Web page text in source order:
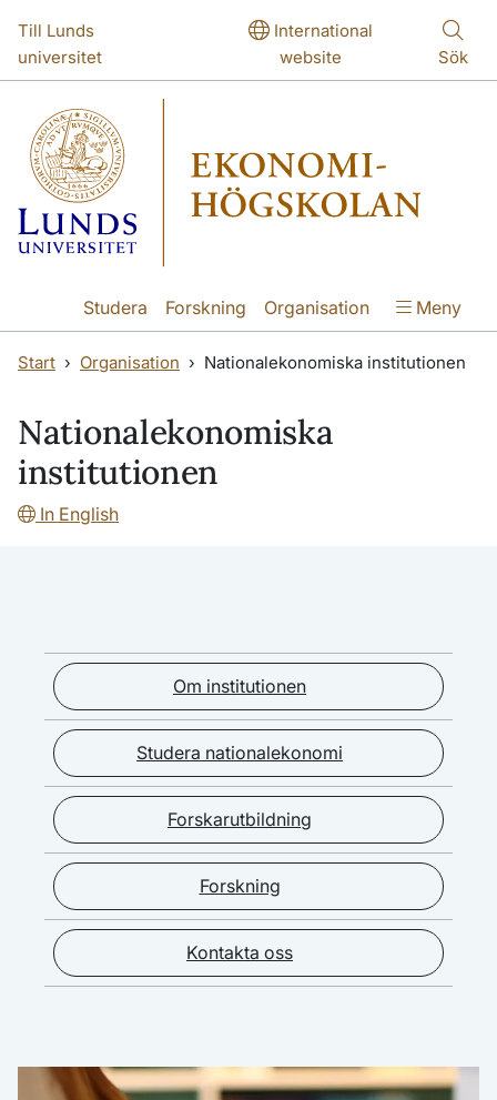
Till Lunds
universitet
International
website
Sök
Studera Forskning Organisation Meny
Start Organisation Nationalekonomiska institutionen
Nationalekonomiska
institutionen
In English
Om institutionen
Studera nationalekonomi
Forskarutbildning
Forskning
Kontakta oss